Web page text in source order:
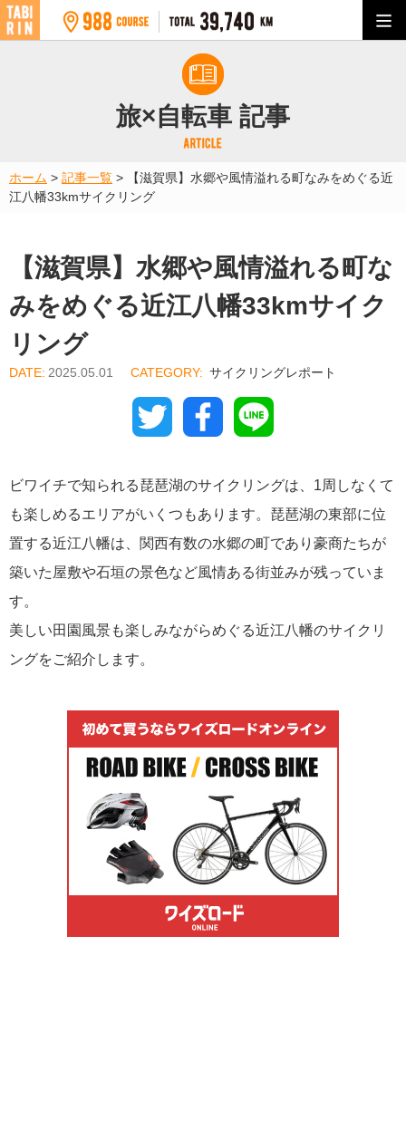
旅×自転車 記事
ホーム > 記事一覧 >
【滋賀県】水郷や風情溢れる町なみをめぐる近
江八幡33kmサイクリング
【滋賀県】水郷や風情溢れる町な
みをめぐる近江八幡33kmサイク
リング
2025.05.01 サイクリングレポート
Twitter Facebook
ビワイチで知られる琵琶湖のサイクリングは、1周しなくて
も楽しめるエリアがいくつもあります。琵琶湖の東部に位
置する近江八幡は、関西有数の水郷の町であり豪商たちが
築いた屋敷や石垣の景色など風情ある街並みが残っていま
す。
美しい田園風景も楽しみながらめぐる近江八幡のサイクリ
ングをご紹介します。